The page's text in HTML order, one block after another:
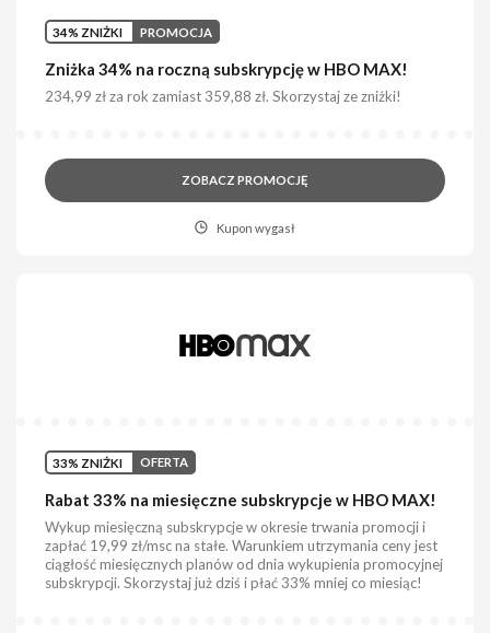
34% ZNIŻKI PROMOCJA
Zniżka 34% na roczną subskrypcję w HBO MAX!
234,99 zł za rok zamiast 359,88 zł. Skorzystaj ze zniżki!
ZOBACZ PROMOCJĘ
Kupon wygasł
33% ZNIŻKI OFERTA
Rabat 33% na miesięczne subskrypcje w HBO MAX!
Wykup miesięczną subskrypcje w okresie trwania promocji i
zapłać 19,99 zł/msc na stałe. Warunkiem utrzymania ceny jest
ciągłość miesięcznych planów od dnia wykupienia promocyjnej
subskrypcji. Skorzystaj już dziś i płać 33% mniej co miesiąc!